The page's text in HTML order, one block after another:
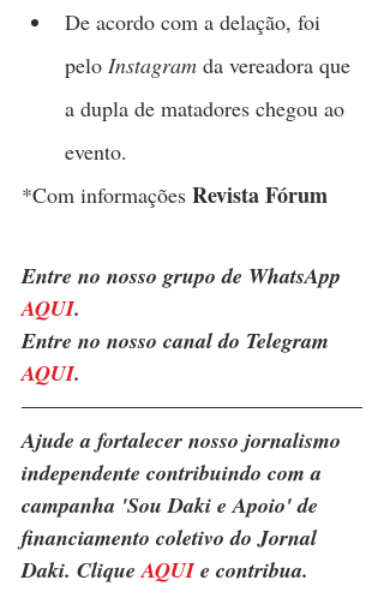
De acordo com a delação, foi
pelo Instagram da vereadora que
a dupla de matadores chegou ao
evento.
*Com informações Revista Fórum
Entre no nosso grupo de WhatsApp
AQUI.
Entre no nosso canal do Telegram
AQUI.
Ajude a fortalecer nosso jornalismo
independente contribuindo com a
campanha 'Sou Daki e Apoio' de
financiamento coletivo do Jornal
Daki. Clique AQUI e contribua.